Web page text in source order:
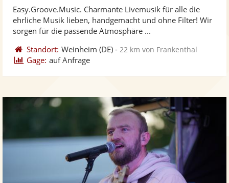
5
Easy.Groove.Music. Charmante Livemusik für alle die
ehrliche Musik lieben, handgemacht und ohne Filter! Wir
sorgen für die passende Atmosphäre ...
Standort: Weinheim (DE) - 22 km von Frankenthal
Gage: auf Anfrage